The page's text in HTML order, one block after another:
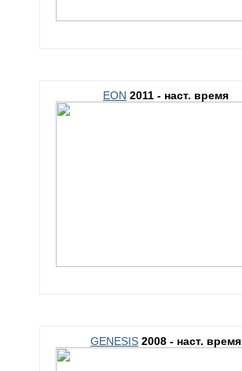
EON 2011 - наст. время
GENESIS 2008 - наст. время